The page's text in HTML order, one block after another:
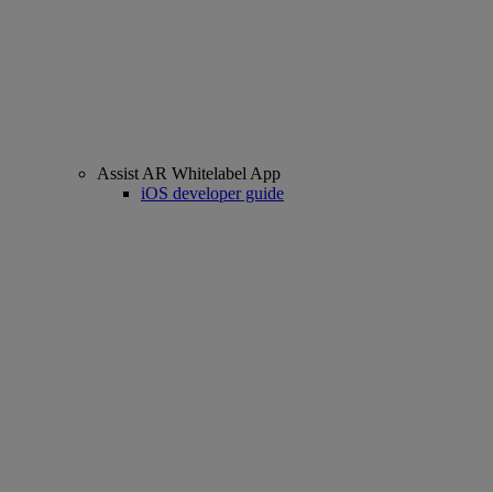
Assist AR Whitelabel App
iOS developer guide